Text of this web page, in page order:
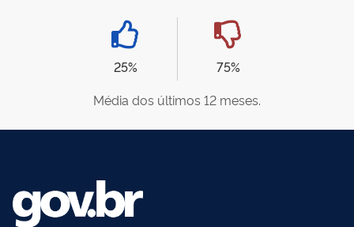
25%
75%
Média dos últimos 12 meses.